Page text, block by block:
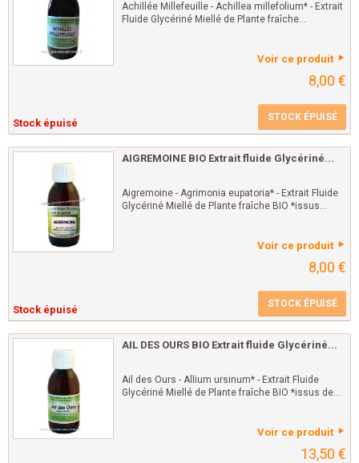
Achillée Millefeuille - Achillea millefolium* - Extrait
Fluide Glycériné Miellé de Plante fraîche...
Voir ce produit
8,00 €
Stock épuisé STOCK ÉPUISÉ
AIGREMOINE BIO Extrait fluide Glycériné...
Aigremoine - Agrimonia eupatoria* - Extrait Fluide
Glycériné Miellé de Plante fraîche BIO *issus...
Voir ce produit
8,00 €
Stock épuisé STOCK ÉPUISÉ
AIL DES OURS BIO Extrait fluide Glycériné...
Ail des Ours - Allium ursinum* - Extrait Fluide
Glycériné Miellé de Plante fraîche BIO *issus de...
Voir ce produit
13,50 €